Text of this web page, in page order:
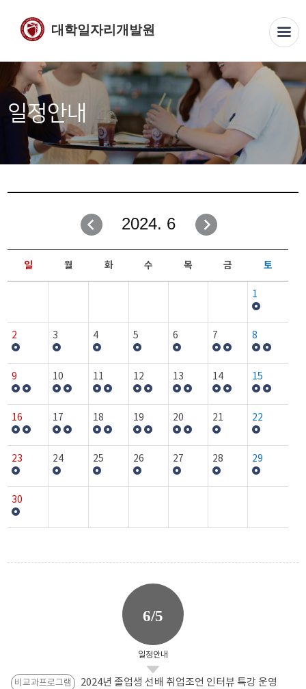
대학일자리개발원
일정안내
2024. 6
일 월 화 수 목 금 토
1
2 3 4 5 6 7 8
9 10 11 12 13 14 15
16 17 18 19 20 21 22
23 24 25 26 27 28 29
30
6/5
일정안내
비교과프로그램 2024년 졸업생 선배 취업조언 인터뷰 특강 운영